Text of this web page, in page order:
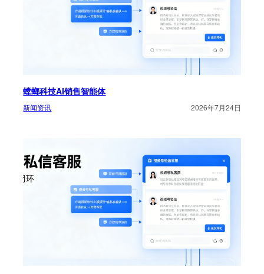
螳螂科技AI销售智能体
新闻资讯 2026年7月24日